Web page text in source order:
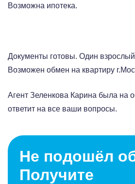
Возможна ипотека.
Документы готовы. Один
Возможен обмен на квартиру
Агент Зеленкова Карина была на
ответит на все ваши вопросы.
Не подошёл
Получите